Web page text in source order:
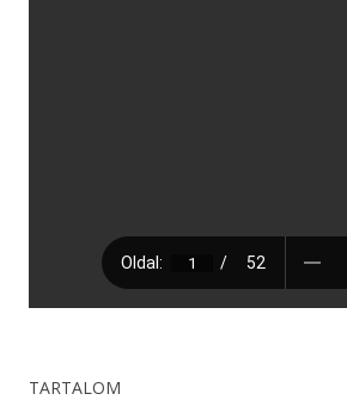
TARTALOM